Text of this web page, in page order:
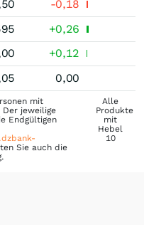
-0,18
+0,26
+0,12
0,00
mit
jeweilige
Endgültigen
Sie auch die
Alle
Produkte
mit
Hebel
10